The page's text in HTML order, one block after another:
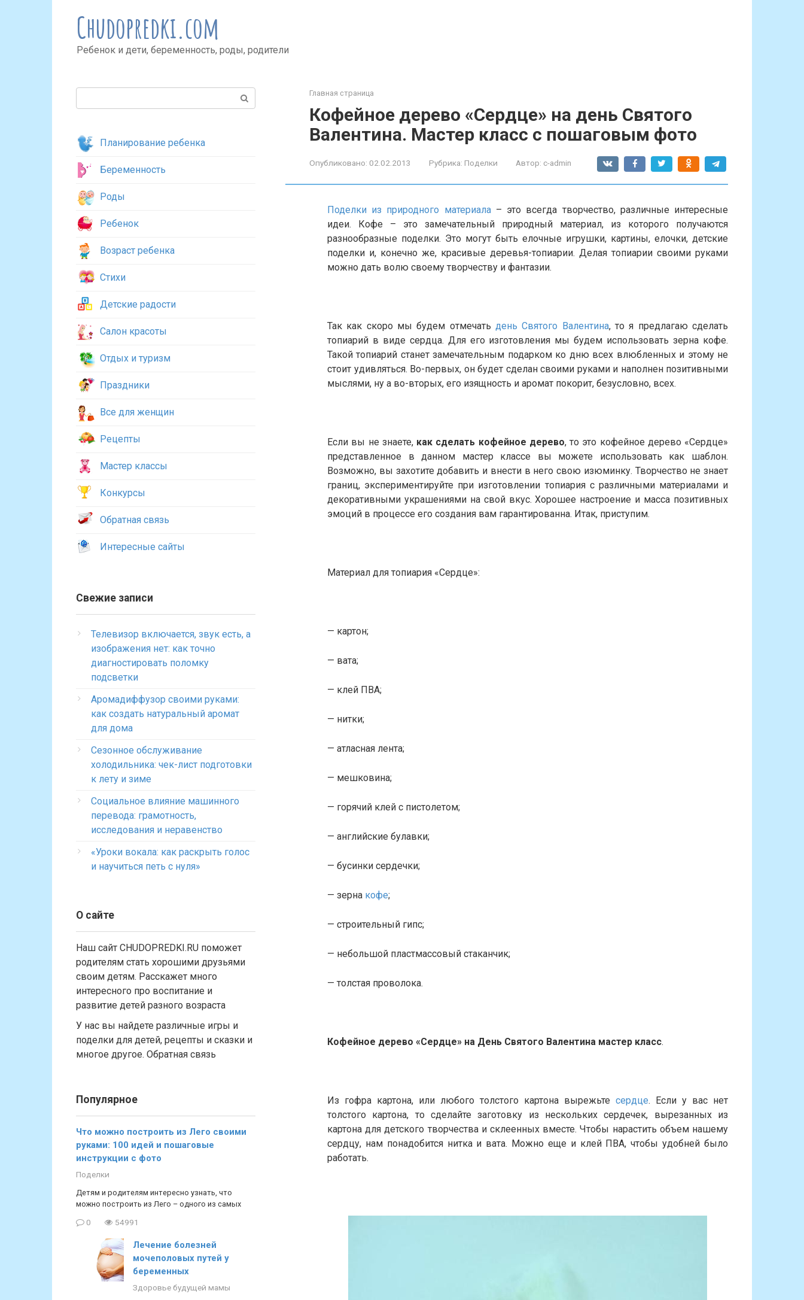
Chudopredki.com
Ребенок и дети, беременность, роды, родители
Главная страница
Кофейное дерево «Сердце» на день Святого
Валентина. Мастер класс с пошаговым фото
Опубликовано: 02.02.2013 Рубрика: Поделки Автор: c-admin
Поделки из природного материала– это всегда творчество, различные интересные
идеи. Кофе – это замечательный природный материал, из которого получаются
разнообразные поделки. Это могут быть елочные игрушки, картины, елочки, детские
поделки и, конечно же, красивые деревья-топиарии. Делая топиарии своими руками
можно дать волю своему творчеству и фантазии.
Так как скоро мы будем отмечать день Святого Валентина, то я предлагаю сделать
топиарий в виде сердца. Для его изготовления мы будем использовать зерна кофе.
Такой топиарий станет замечательным подарком ко дню всех влюбленных и этому не
стоит удивляться. Во-первых, он будет сделан своими руками и наполнен позитивными
мыслями, ну а во-вторых, его изящность и аромат покорит, безусловно, всех.
Если вы не знаете, как сделать кофейное дерево, то это кофейное дерево «Сердце»
представленное в данном мастер классе вы можете использовать как шаблон.
Возможно, вы захотите добавить и внести в него свою изюминку. Творчество не знает
границ, экспериментируйте при изготовлении топиария с различными материалами и
декоративными украшениями на свой вкус. Хорошее настроение и масса позитивных
эмоций в процессе его создания вам гарантированна. Итак, приступим.
Материал для топиария «Сердце»:
— картон;
— вата;
— клей ПВА;
— нитки;
— атласная лента;
— мешковина;
— горячий клей с пистолетом;
— английские булавки;
— бусинки сердечки;
— зерна кофе;
— строительный гипс;
— небольшой пластмассовый стаканчик;
— толстая проволока.
Кофейное дерево «Сердце» на День Святого Валентина мастер класс.
Из гофра картона, или любого толстого картона вырежьте сердце. Если у вас нет
толстого картона, то сделайте заготовку из нескольких сердечек, вырезанных из
картона для детского творчества и склеенных вместе. Чтобы нарастить объем нашему
сердцу, нам понадобится нитка и вата. Можно еще и клей ПВА, чтобы удобней было
работать.
Планирование ребенка
Беременность
Роды
Ребенок
Возраст ребенка
Стихи
Детские радости
Салон красоты
Отдых и туризм
Праздники
Все для женщин
Рецепты
Мастер классы
Конкурсы
Обратная связь
Интересные сайты
Свежие записи
Телевизор включается, звук есть, а
изображения нет: как точно
диагностировать поломку
подсветки
Аромадиффузор своими руками:
как создать натуральный аромат
для дома
Сезонное обслуживание
холодильника: чек-лист подготовки
к лету и зиме
Социальное влияние машинного
перевода: грамотность,
исследования и неравенство
«Уроки вокала: как раскрыть голос
и научиться петь с нуля»
О сайте
Наш сайт CHUDOPREDKI.RU поможет
родителям стать хорошими друзьями
своим детям. Расскажет много
интересного про воспитание и
развитие детей разного возраста
У нас вы найдете различные игры и
поделки для детей, рецепты и сказки и
многое другое. Обратная связь
Популярное
Что можно построить из Лего своими
руками: 100 идей и пошаговые
инструкции с фото
Поделки
Детям и родителям интересно узнать, что
можно построить из Лего – одного из самых
0 54991
Лечение болезней
мочеполовых путей у
беременных
Здоровье будущей мамы